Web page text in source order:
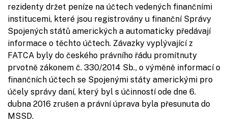
rezidenty držet peníze na účtech vedených finančními
institucemi, které jsou registrovány u finanční Správy
Spojených států amerických a automaticky předávají
informace o těchto účtech. Závazky vyplývající z
FATCA byly do českého právního řádu promítnuty
prvotně zákonem č. 330/2014 Sb., o výměně informací o
finančních účtech se Spojenými státy americkými pro
účely správy daní, který byl s účinností ode dne 6.
dubna 2016 zrušen a právní úprava byla přesunuta do
MSSD.